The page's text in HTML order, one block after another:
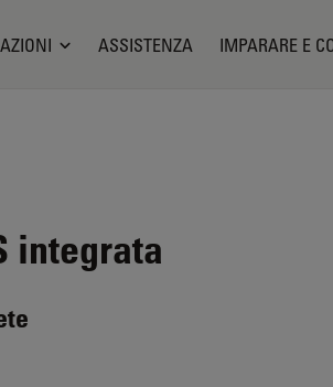
ASSISTENZA IMPARARE E
integrata